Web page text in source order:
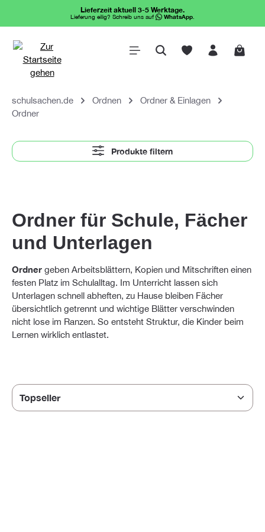
Lieferzeit aktuell 3-5 Werktage.
Lieferung eilig? Schreib uns auf WhatsApp.
schulsachen.de Ordnen
Ordner & Einlagen
Ordner
Produkte filtern
Ordner für Schule, Fächer
und Unterlagen
Ordner geben Arbeitsblättern, Kopien und Mitschriften einen
festen Platz im Schulalltag. Im Unterricht lassen sich
Unterlagen schnell abheften, zu Hause bleiben Fächer
übersichtlich getrennt und wichtige Blätter verschwinden
nicht lose im Ranzen. So entsteht Struktur, die Kinder beim
Lernen wirklich entlastet.